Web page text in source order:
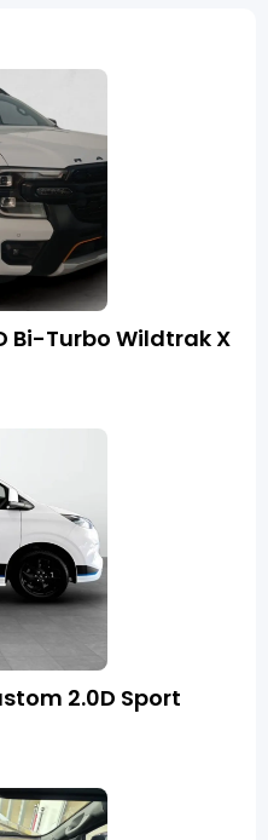
Bi-Turbo Wildtrak X
2.0D Sport